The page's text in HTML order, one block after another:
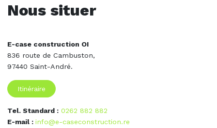
Nous situer
E-case construction OI
836 route de Cambuston,
97440 Saint-André.
Itinéraire
Tel. Standard : 0262 882 882
E-mail : info@e-caseconstruction.re